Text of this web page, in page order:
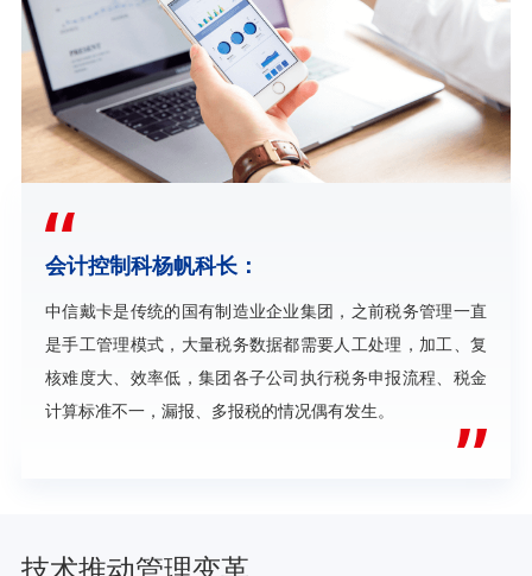
会计控制科杨帆科长：
中信戴卡是传统的国有制造业企业集团，之前税务管理一直
是手工管理模式，大量税务数据都需要人工处理，加工、复
核难度大、效率低，集团各子公司执行税务申报流程、税金
计算标准不一，漏报、多报税的情况偶有发生。